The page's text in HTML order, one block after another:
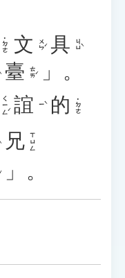
˙ㄉㄜ 文 ㄨㄣˊ 具 ㄐㄩˋ
臺 ㄊㄞˊ
」。
ㄑㄧㄥˊ 誼 ㄧˋ 的 ˙ㄉㄜ
兄 ㄒㄩㄥ
」。